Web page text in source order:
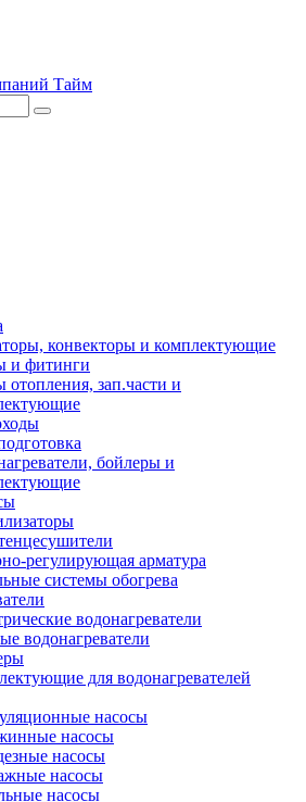
конвекторы и комплектующие
и фитинги
отопления, зап.части и
бойлеры и
регулирующая арматура
системы обогрева
водонагреватели
водонагреватели
для водонагревателей
насосы
насосы
насосы
насосы
насосы